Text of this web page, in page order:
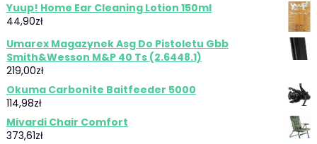
Yuup! Home Ear Cleaning Lotion 150ml
44,90zł
Umarex Magazynek Asg Do Pistoletu Gbb
Smith&Wesson M&P 40 Ts (2.6448.1)
219,00zł
Okuma Carbonite Baitfeeder 5000
114,98zł
Mivardi Chair Comfort
373,61zł